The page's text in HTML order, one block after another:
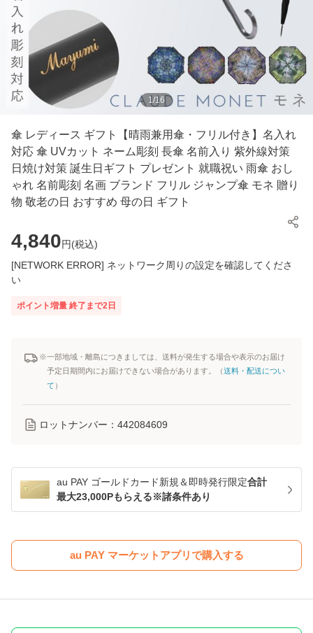
1/16
傘 レディース ギフト【晴雨兼用傘・フリル付き】名入れ
対応 傘 UVカット ネーム彫刻 長傘 名前入り 紫外線対策
日焼け対策 誕生日ギフト プレゼント 就職祝い 雨傘 おし
ゃれ 名前彫刻 名画 ブランド フリル ジャンプ傘 モネ 贈り
物 敬老の日 おすすめ 母の日 ギフト
4,840円(税込)
[NETWORK ERROR] ネットワーク周りの設定を確認してくださ
い
ポイント増量 終了まで2 日
※一部地域・離島につきましては、送料が発生する場合や表示のお届け
予定日期間内にお届けできない場合があります。（送料・配送につい
て ）
ロットナンバー： 442084609
au PAY ゴールドカード新規＆即時発行限定合計
最大23,000Pもらえる※諸条件あり
au PAY マーケットアプリで購入する